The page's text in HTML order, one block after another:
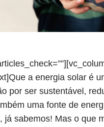
a energia solar é
por ser sustentável,
uma fonte de
já sabemos! Mas o que